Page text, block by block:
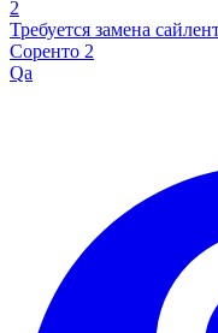
2
Требуется замена
Соренто 2
Qa